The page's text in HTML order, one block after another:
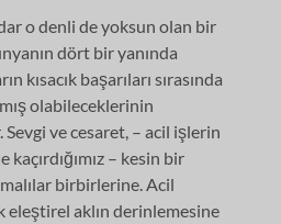
o denli de yoksun olan bir
dört bir yanında
kısacık başarıları sırasında
olabileceklerinin
ve cesaret, – acil işlerin
– kesin bir
birbirlerine. Acil
aklın derinlemesine